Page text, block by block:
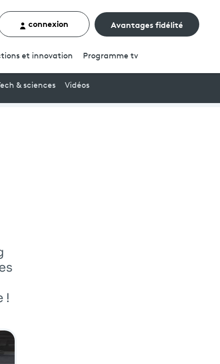
un contenu
connexion Avantages fidélité
et innovation Programme tv
& sciences Vidéos
!